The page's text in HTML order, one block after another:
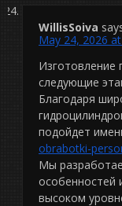
WillisSoiva
May 24, 2026
Изготовление
следующие
Благодаря
подойдет
obrabotki-
Мы
особенностей
высоком